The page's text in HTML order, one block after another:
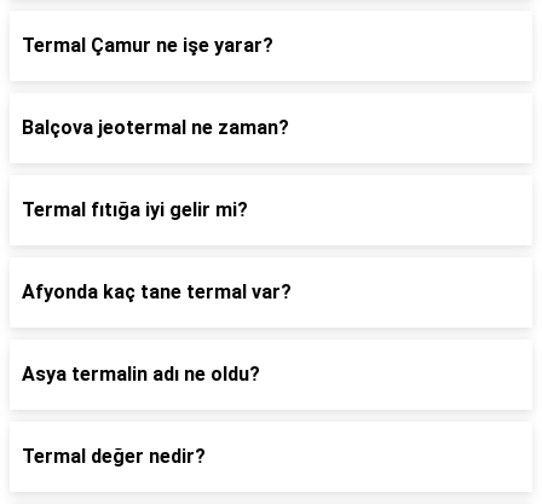
Termal Çamur ne işe yarar?
Balçova jeotermal ne zaman?
Termal fıtığa iyi gelir mi?
Afyonda kaç tane termal var?
Asya termalin adı ne oldu?
Termal değer nedir?